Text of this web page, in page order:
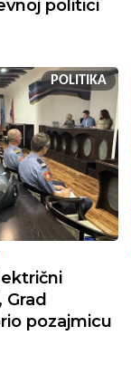
politici
POLITIKA
pozajmicu